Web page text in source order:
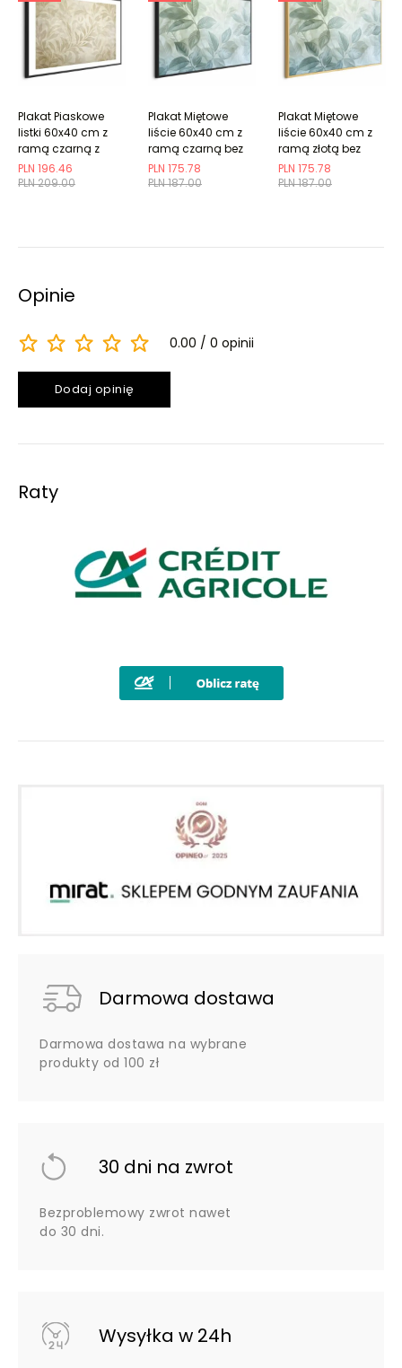
PLN 209.00
PLN 196.46
Plakat Piaskowe
listki 60x40 cm z
ramą czarną z
marginesem
PLN 187.00
PLN 175.78
Plakat Miętowe
liście 60x40 cm z
ramą czarną bez
marginesu
PLN 187.00
PLN 175.78
Plakat Miętowe
liście 60x40 cm z
ramą złotą bez
marginesu
Opinie
0.00 0 opinii
Dodaj opinię
Raty
Darmowa dostawa
Darmowa dostawa na wybrane
produkty od 100 zł
30 dni na zwrot
Bezproblemowy zwrot nawet
do 30 dni.
Wysyłka w 24h